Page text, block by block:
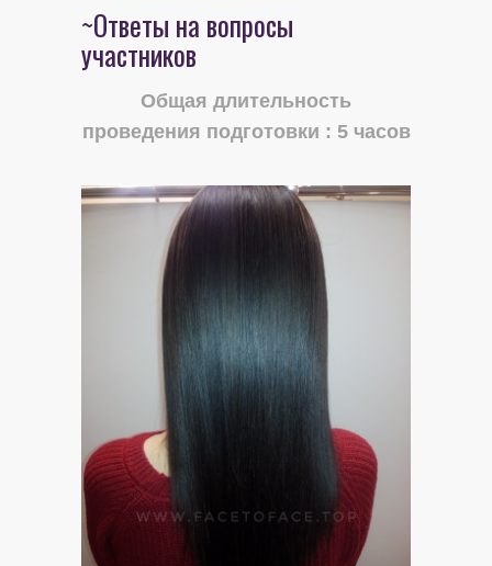
~Ответы на вопросы
участников
Общая длительность
проведения подготовки : 5 часов